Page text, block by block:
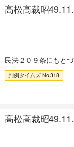
高松高裁昭
民法２０９条にもと
判例タイムズ No.318
高松高裁昭